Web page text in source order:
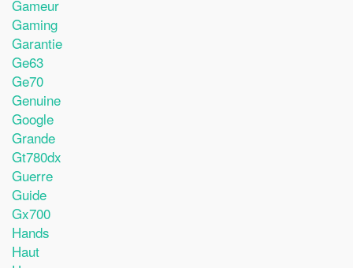
Gameur
Gaming
Garantie
Ge63
Ge70
Genuine
Google
Grande
Gt780dx
Guerre
Guide
Gx700
Hands
Haut